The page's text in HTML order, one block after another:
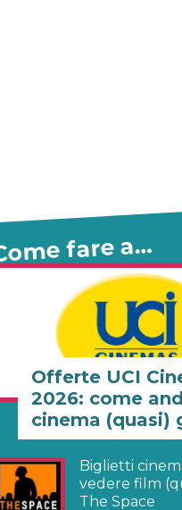
fare a…
Offerte UCI
2026: come
cinema (quasi)
Biglietti
vedere film
The Space